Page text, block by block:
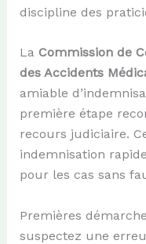
discipline des
La Commission de
des Accidents
amiable
première étape
recours judiciaire.
indemnisation
pour les cas sans
Premières
suspectez une